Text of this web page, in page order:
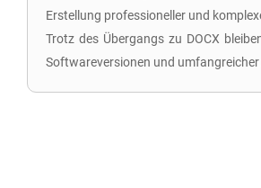
Erstellung professioneller und
Trotz des Übergangs zu DOCX
Softwareversionen und